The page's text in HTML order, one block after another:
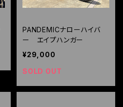
PANDEMICナローハイバ
ー エイプハンガー
¥29,000
SOLD OUT